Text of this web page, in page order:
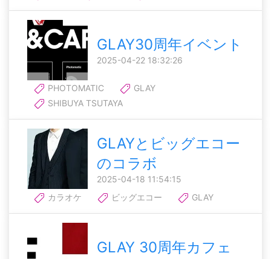
GLAY30周年イベント
2025-04-22 18:32:26
PHOTOMATIC
GLAY
SHIBUYA TSUTAYA
GLAYとビッグエコー
のコラボ
2025-04-18 11:54:15
カラオケ
ビッグエコー GLAY
GLAY 30周年カフェ